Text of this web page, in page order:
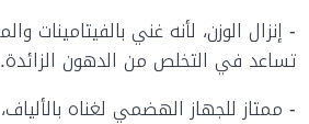
- إنزال الوزن، لأنه غني بالفيتامينات
تساعد في التخلص من الدهون الزائدة.
- ممتاز للجهاز الهضمي لغناه